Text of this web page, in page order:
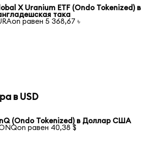
X Uranium ETF (Ondo Tokenized) в
така
равен 5 368,67 ৳
в USD
(Ondo Tokenized) в Доллар США
равен 40,38 $